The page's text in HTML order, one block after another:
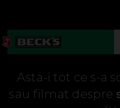
Asta-i tot ce s-a
sau filmat despre